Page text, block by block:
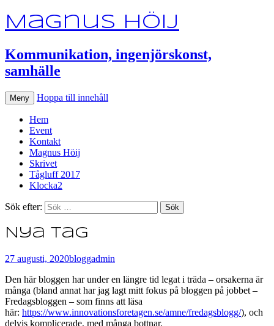
Magnus Höij
Kommunikation, ingenjörskonst,
samhälle
Meny Hoppa till innehåll
Hem
Event
Kontakt
Magnus Höij
Skrivet
Tågluff 2017
Klocka2
Sök efter:
Nya tag
27 augusti, 2020bloggadmin
Den här bloggen har under en längre tid legat i träda – orsakerna är
många (bland annat har jag lagt mitt fokus på bloggen på jobbet –
Fredagsbloggen – som finns att läsa
här: https://www.innovationsforetagen.se/amne/fredagsblogg/), och
delvis komplicerade, med många bottnar.